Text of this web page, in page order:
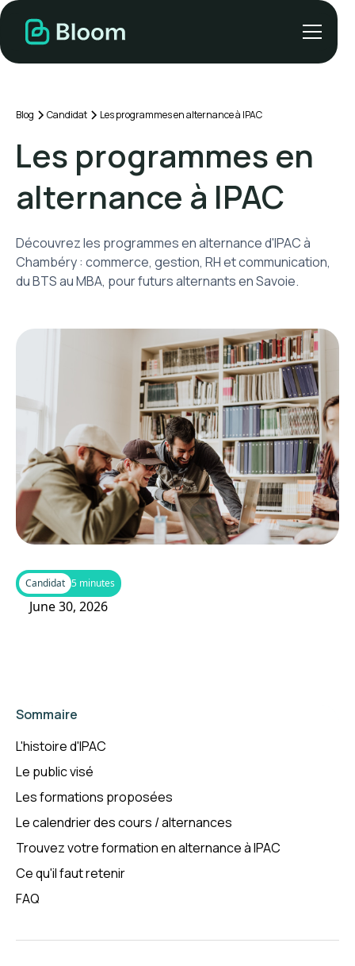
Blog Candidat Les programmes en alternance à IPAC
Les programmes en
alternance à IPAC
Découvrez les programmes en alternance d'IPAC à
Chambéry : commerce, gestion, RH et communication,
du BTS au MBA, pour futurs alternants en Savoie.
Candidat 5 minutes
June 30, 2026
Sommaire
L'histoire d'IPAC
Le public visé
Les formations proposées
Le calendrier des cours / alternances
Trouvez votre formation en alternance à IPAC
Ce qu'il faut retenir
FAQ